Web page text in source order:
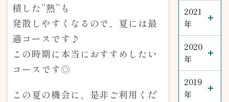
積した”熱”も
発散しやすくなるので、夏には最
適コースです♪
この時期に本当におすすめしたい
コースです◎
この夏の機会に、是非ご利用くだ
2021
年
2020
年
2019
年